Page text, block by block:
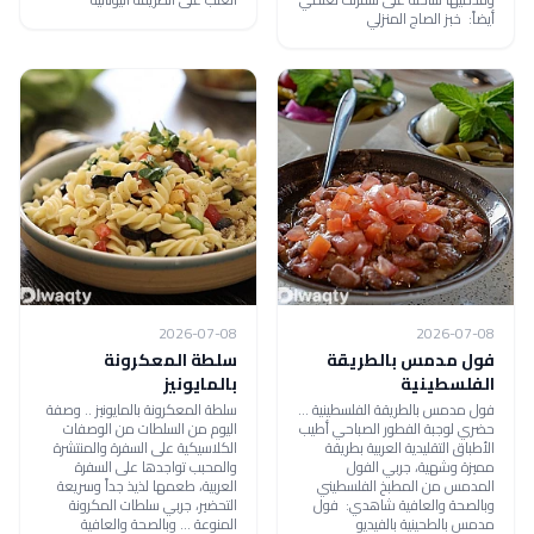
أيضاً: خبز الصاج المنزلي
2026-07-08
فول مدمس بالطريقة
الفلسطينية
فول مدمس بالطريقة الفلسطينية ...
حضري لوجبة الفطور الصباحي أطيب
الأطباق التقليدية العربية بطريقة
مميزة وشهية، جربي الفول
المدمس من المطبخ الفلسطيني
وبالصحة والعافية شاهدي: فول
مدمس بالطحينية بالفيديو
2026-07-08
سلطة المعكرونة
بالمايونيز
سلطة المعكرونة بالمايونيز .. وصفة
اليوم من السلطات من الوصفات
الكلاسيكية على السفرة والمنتشرة
والمحبب تواجدها على السفرة
العربية، طعمها لذيذ جداً وسريعة
التحضير، جربي سلطات المكرونة
المنوعة ... وبالصحة والعافية